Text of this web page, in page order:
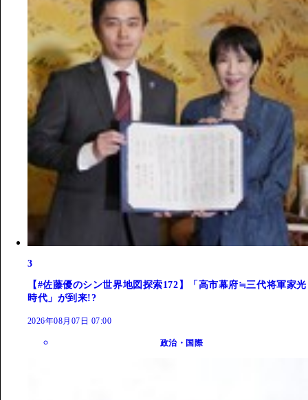
3
【#佐藤優のシン世界地図探索172】「高市幕府≒三代将軍家光
時代」が到来!?
2026年08月07日 07:00
政治・国際